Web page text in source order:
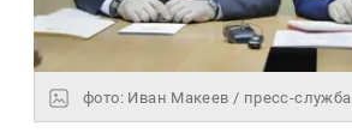
фото: Иван Макеев / пресс-служба